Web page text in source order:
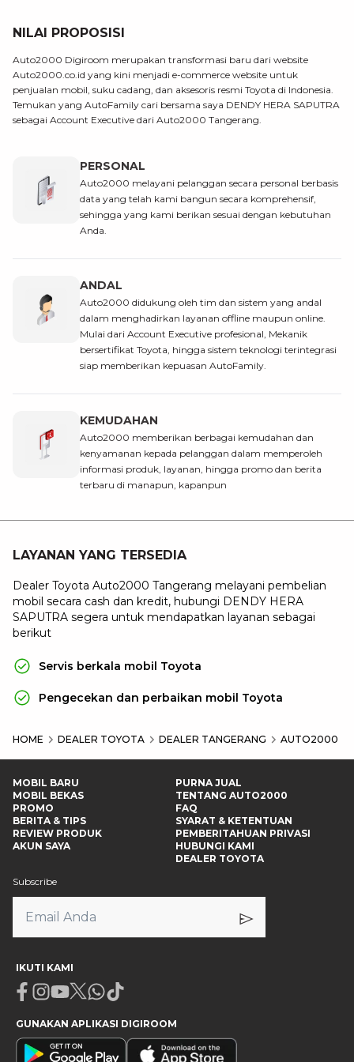
NILAI PROPOSISI
Auto2000 Digiroom merupakan transformasi baru dari website
Auto2000.co.id yang kini menjadi e-commerce website untuk
penjualan mobil, suku cadang, dan aksesoris resmi Toyota di Indonesia.
Temukan yang AutoFamily cari bersama saya DENDY HERA SAPUTRA
sebagai Account Executive dari Auto2000 Tangerang.
PERSONAL
Auto2000 melayani pelanggan secara personal berbasis
data yang telah kami bangun secara komprehensif,
sehingga yang kami berikan sesuai dengan kebutuhan
Anda.
ANDAL
Auto2000 didukung oleh tim dan sistem yang andal
dalam menghadirkan layanan offline maupun online.
Mulai dari Account Executive profesional, Mekanik
bersertifikat Toyota, hingga sistem teknologi terintegrasi
siap memberikan kepuasan AutoFamily.
KEMUDAHAN
Auto2000 memberikan berbagai kemudahan dan
kenyamanan kepada pelanggan dalam memperoleh
informasi produk, layanan, hingga promo dan berita
terbaru di manapun, kapanpun
LAYANAN YANG TERSEDIA
Dealer Toyota Auto2000 Tangerang melayani pembelian
mobil secara cash dan kredit, hubungi DENDY HERA
SAPUTRA segera untuk mendapatkan layanan sebagai
berikut
Servis berkala mobil Toyota
Pengecekan dan perbaikan mobil Toyota
HOME DEALER TOYOTA DEALER TANGERANG AUTO2000
MOBIL BARU
MOBIL BEKAS
PROMO
BERITA & TIPS
REVIEW PRODUK
AKUN SAYA
PURNA JUAL
TENTANG AUTO2000
FAQ
SYARAT & KETENTUAN
PEMBERITAHUAN PRIVASI
HUBUNGI KAMI
DEALER TOYOTA
Subscribe
IKUTI KAMI
Facebook
Instagram
Youtube
X Whatsapp
Tiktok
GUNAKAN APLIKASI DIGIROOM